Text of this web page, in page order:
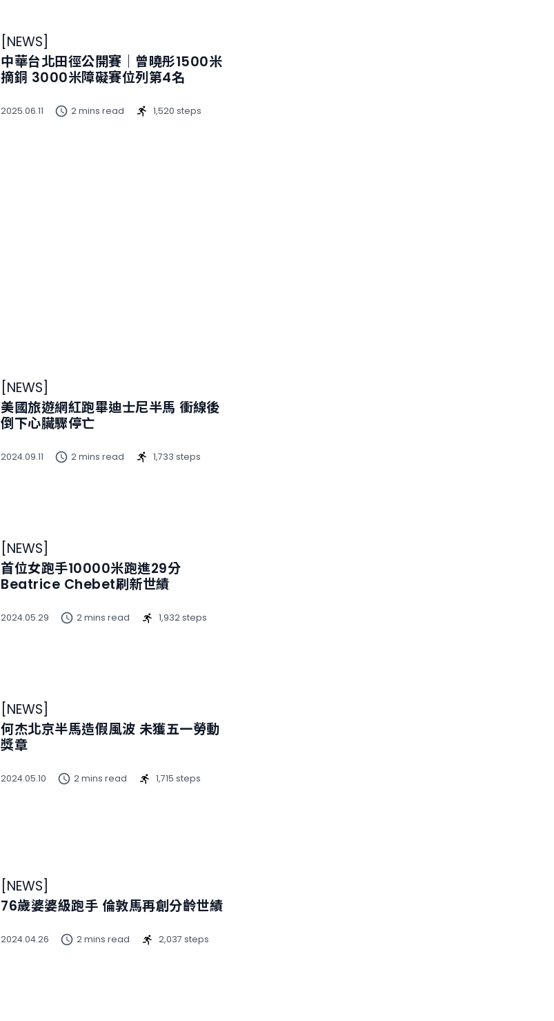
NEWS
中華台北田徑公開賽｜曾曉彤1500米
摘銅 3000米障礙賽位列第4名
2025.06.11 2 mins read 1,520 steps
NEWS
美國旅遊網紅跑畢迪士尼半馬 衝線後
倒下心臟驟停亡
2024.09.11 2 mins read 1,733 steps
NEWS
首位女跑手10000米跑進29分
Beatrice Chebet刷新世績
2024.05.29 2 mins read 1,932 steps
NEWS
何杰北京半馬造假風波 未獲五一勞動
獎章
2024.05.10 2 mins read 1,715 steps
NEWS
76歲婆婆級跑手 倫敦馬再創分齡世績
2024.04.26 2 mins read 2,037 steps